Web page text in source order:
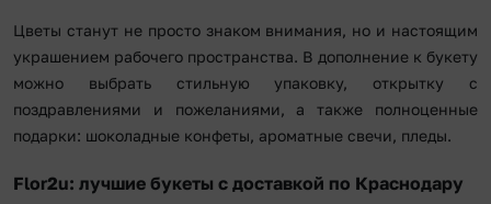
Цветы станут не просто знаком внимания, но и настоящим
украшением рабочего пространства. В дополнение к букету
можно выбрать стильную упаковку, открытку с
поздравлениями и пожеланиями, а также полноценные
подарки: шоколадные конфеты, ароматные свечи, пледы.
Flor2u: лучшие букеты с доставкой по Краснодару